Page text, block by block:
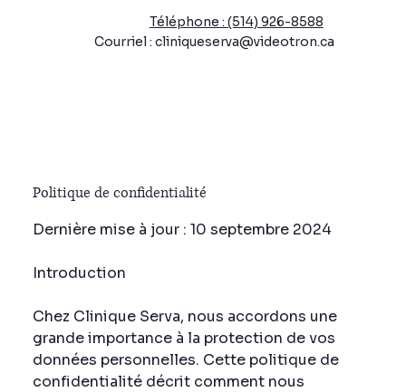
Téléphone : (514) 926-8588
Courriel : cliniqueserva@videotron.ca
Politique de confidentialité
Dernière mise à jour : 10 septembre 2024
Introduction
Chez Clinique Serva, nous accordons une
grande importance à la protection de vos
données personnelles. Cette politique de
confidentialité décrit comment nous